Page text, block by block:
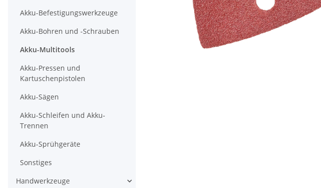
Akku-Befestigungswerkzeuge
Akku-Bohren und -Schrauben
Akku-Multitools
Akku-Pressen und
Kartuschenpistolen
Akku-Sägen
Akku-Schleifen und Akku-
Trennen
Akku-Sprühgeräte
Sonstiges
Handwerkzeuge